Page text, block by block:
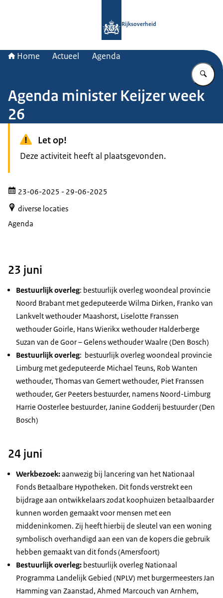
Rijksoverheid
Home Actueel Agenda
Agenda minister Keijzer week
26
Let op!
Deze activiteit heeft al plaatsgevonden.
23-06-2025 - 29-06-2025
diverse locaties
Agenda
23 juni
Bestuurlijk overleg: bestuurlijk overleg woondeal provincie
Noord Brabant met gedeputeerde Wilma Dirken, Franko van
Lankvelt wethouder Maashorst, Liselotte Franssen
wethouder Goirle, Hans Wierikx wethouder Halderberge
Suzan van de Goor – Gelens wethouder Waalre (Den Bosch)
Bestuurlijk overleg: bestuurlijk overleg woondeal provincie
Limburg met gedeputeerde Michael Teuns, Rob Wanten
wethouder, Thomas van Gemert wethouder, Piet Franssen
wethouder, Ger Peeters bestuurder, namens Noord-Limburg
Harrie Oosterlee bestuurder, Janine Godderij bestuurder (Den
Bosch)
24 juni
Werkbezoek:aanwezig bij lancering van het Nationaal
Fonds Betaalbare Hypotheken. Dit fonds verstrekt een
bijdrage aan ontwikkelaars zodat koophuizen betaalbaarder
kunnen worden gemaakt voor mensen met een
middeninkomen. Zij heeft hierbij de sleutel van een woning
symbolisch overhandigd aan een van de kopers die gebruik
hebben gemaakt van dit fonds (Amersfoort)
Bestuurlijk overleg: bestuurlijk overleg Nationaal
Programma Landelijk Gebied (NPLV) met burgermeesters Jan
Hamming van Zaanstad, Ahmed Marcouch van Arnhem,